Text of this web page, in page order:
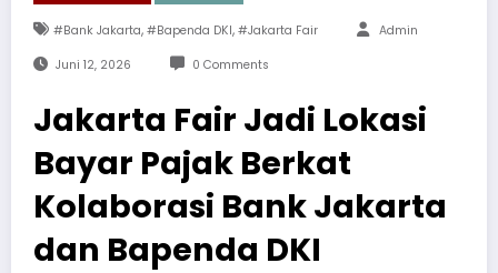
#Bank Jakarta, #Bapenda DKI, #Jakarta Fair Admin
Juni 12, 2026 0 Comments
Jakarta Fair Jadi Lokasi
Bayar Pajak Berkat
Kolaborasi Bank Jakarta
dan Bapenda DKI